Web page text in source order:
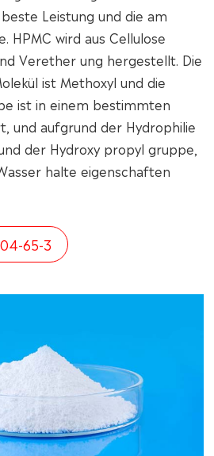
Leistung und die am
wird aus Cellulose
Verether ung hergestellt. Die
ist Methoxyl und die
ist in einem bestimmten
und aufgrund der Hydrophilie
der Hydroxy propyl gruppe,
halte eigenschaften
65-3